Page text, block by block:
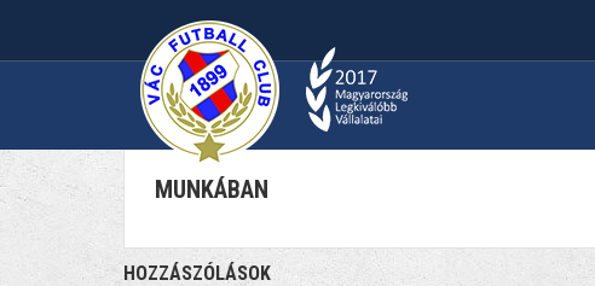
MUNKÁBAN
2017 JANUÁR 06 SOCIAL 879
MUNKÁBAN
HOZZÁSZÓLÁSOK